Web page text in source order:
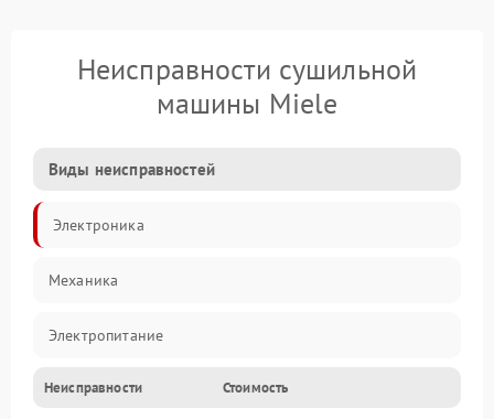
Неисправности сушильной
машины Miele
Виды неисправностей
Электроника
Механика
Электропитание
Нагрев
Неисправности Стоимость